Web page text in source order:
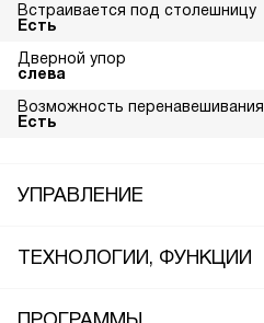
Встраивается под столешницу
Есть
Дверной упор
слева
Возможность
Есть
УПРАВЛЕНИЕ
ТЕХНОЛОГИИ, ФУНКЦИИ